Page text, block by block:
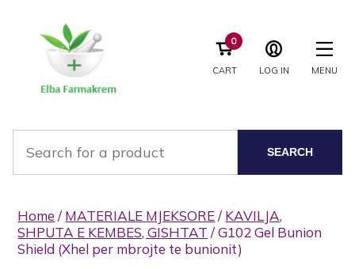
CART
0
LOG IN MENU
SEARCH
Home / MATERIALE MJEKSORE/ KAVILJA,
SHPUTA E KEMBES, GISHTAT / G102 Gel Bunion
Shield (Xhel per mbrojte te bunionit)